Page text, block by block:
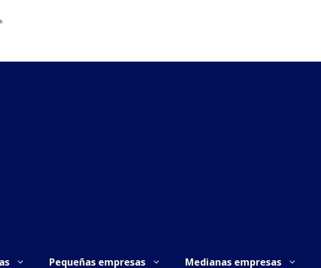
Pequeñas empresas Medianas empresas